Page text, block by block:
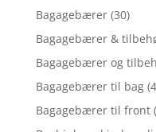
Bagagebærer (30)
Bagagebærer &
Bagagebærer og
Bagagebærer til bag
Bagagebærer til front